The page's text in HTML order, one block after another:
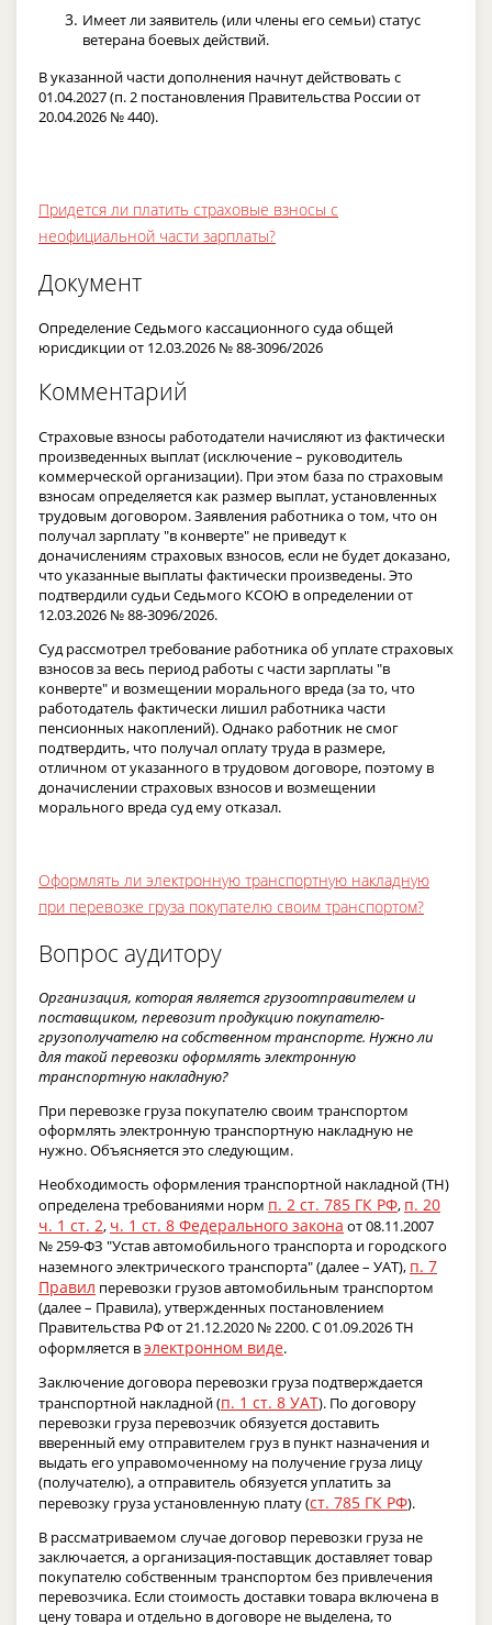
Имеет ли заявитель (или члены его семьи) статус
ветерана боевых действий.
В указанной части дополнения начнут действовать с
01.04.2027 (п. 2 постановления Правительства России от
20.04.2026 № 440).
Придется ли платить страховые взносы с
неофициальной части зарплаты?
Документ
Определение Седьмого кассационного суда общей
юрисдикции от 12.03.2026 № 88-3096/2026
Комментарий
Страховые взносы работодатели начисляют из фактически
произведенных выплат (исключение – руководитель
коммерческой организации). При этом база по страховым
взносам определяется как размер выплат, установленных
трудовым договором. Заявления работника о том, что он
получал зарплату "в конверте" не приведут к
доначислениям страховых взносов, если не будет доказано,
что указанные выплаты фактически произведены. Это
подтвердили судьи Седьмого КСОЮ в определении от
12.03.2026 № 88-3096/2026.
Суд рассмотрел требование работника об уплате страховых
взносов за весь период работы с части зарплаты "в
конверте" и возмещении морального вреда (за то, что
работодатель фактически лишил работника части
пенсионных накоплений). Однако работник не смог
подтвердить, что получал оплату труда в размере,
отличном от указанного в трудовом договоре, поэтому в
доначислении страховых взносов и возмещении
морального вреда суд ему отказал.
Оформлять ли электронную транспортную накладную
при перевозке груза покупателю своим транспортом?
Вопрос аудитору
Организация, которая является грузоотправителем и
поставщиком, перевозит продукцию покупателю-
грузополучателю на собственном транспорте. Нужно ли
для такой перевозки оформлять электронную
транспортную накладную?
При перевозке груза покупателю своим транспортом
оформлять электронную транспортную накладную не
нужно. Объясняется это следующим.
Необходимость оформления транспортной накладной (ТН)
определена требованиями норм п. 2 ст. 785 ГК РФ, п. 20
ч. 1 ст. 2, ч. 1 ст. 8 Федерального закона от 08.11.2007
№ 259-ФЗ "Устав автомобильного транспорта и городского
наземного электрического транспорта" (далее – УАТ), п. 7
Правил перевозки грузов автомобильным транспортом
(далее – Правила), утвержденных постановлением
Правительства РФ от 21.12.2020 № 2200. С 01.09.2026 ТН
оформляется вэлектронном виде.
Заключение договора перевозки груза подтверждается
транспортной накладной (п. 1 ст. 8 УАТ). По договору
перевозки груза перевозчик обязуется доставить
вверенный ему отправителем груз в пункт назначения и
выдать его управомоченному на получение груза лицу
(получателю), а отправитель обязуется уплатить за
перевозку груза установленную плату (ст. 785 ГК РФ).
В рассматриваемом случае договор перевозки груза не
заключается, а организация-поставщик доставляет товар
покупателю собственным транспортом без привлечения
перевозчика. Если стоимость доставки товара включена в
цену товара и отдельно в договоре не выделена, то